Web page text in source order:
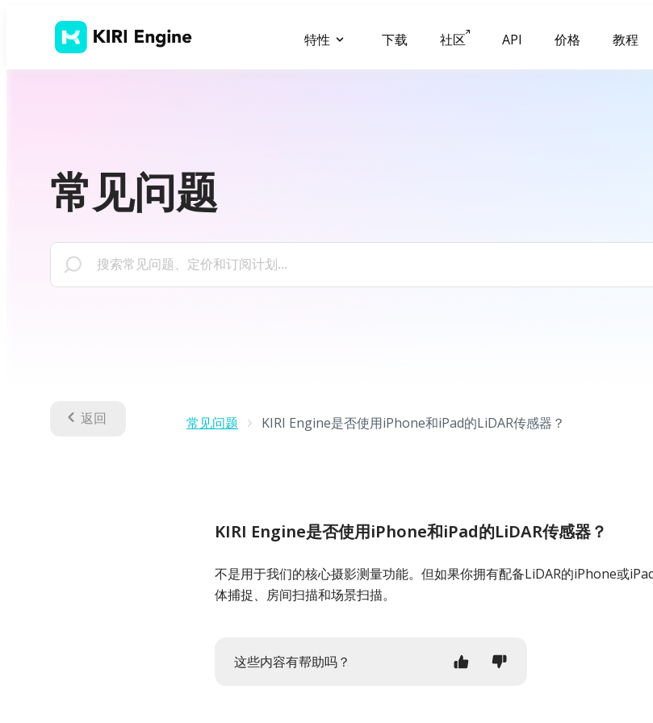
特性 下载 社区 API 价格 教程
常见问题
返回 常见问题 KIRI Engine是否使用iPhone和iPad的LiDAR传感器？
KIRI Engine是否使用iPhone和iPad的LiDAR传感器？
不是用于我们的核心摄影测量功能。但如果你拥有配备LiDAR的iPhone或
体捕捉、房间扫描和场景扫描。
这些内容有帮助吗？